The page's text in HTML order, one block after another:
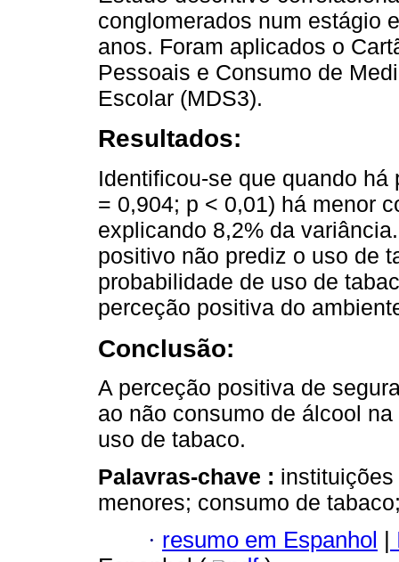
conglomerados num estágio
anos. Foram aplicados o
Pessoais e Consumo de
Escolar (MDS3).
Resultados:
Identificou-se que quando
= 0,904; p < 0,01) há menor
explicando 8,2% da
positivo não prediz o uso de
probabilidade de uso de
perceção positiva do
Conclusão:
A perceção positiva de
ao não consumo de álcool
uso de tabaco.
Palavras-chave :
menores; consumo de
· resumo em Espanhol